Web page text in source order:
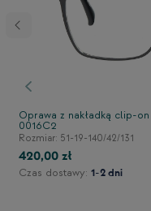
Poprzedni
Oprawa z nakładką clip-on
0016C2
Rozmiar: 51-19-140/42/131
420,00 zł
Czas dostawy: 1-2 dni